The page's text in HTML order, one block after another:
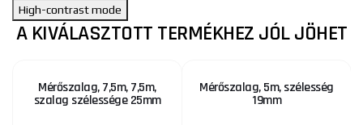
High-contrast mode
A KIVÁLASZTOTT TERMÉKHEZ JÓL JÖHET
Mérőszalag, 7,5m, 7,5m,
szalag szélessége 25mm
Mérőszalag, 5m, szélesség
19mm